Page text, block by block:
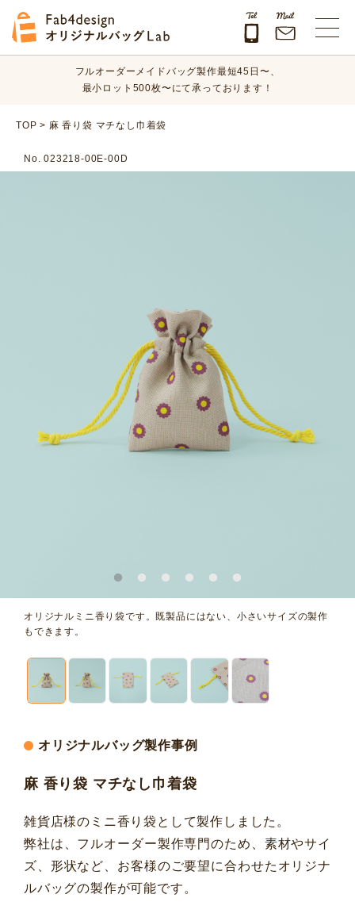
オリジナルバッグのデザイン、素材、数量、納期など、
まずはお気軽にご相談ください！
フルオーダーメイドバッグ製作最短45日〜、
最小ロット500枚〜にて承っております！
オリジナルバッグのデザイン、素材、数量、納期など、
TOP > 麻 香り袋 マチなし巾着袋
No. 023218-00E-00D
オリジナルミニ香り袋です。既製品にはない、小さいサイズの製作
もできます。
オリジナルバッグ製作事例
麻 香り袋 マチなし巾着袋
雑貨店様のミニ香り袋として製作しました。
弊社は、フルオーダー製作専門のため、素材やサイ
ズ、形状など、お客様のご要望に合わせたオリジナ
ルバッグの製作が可能です。